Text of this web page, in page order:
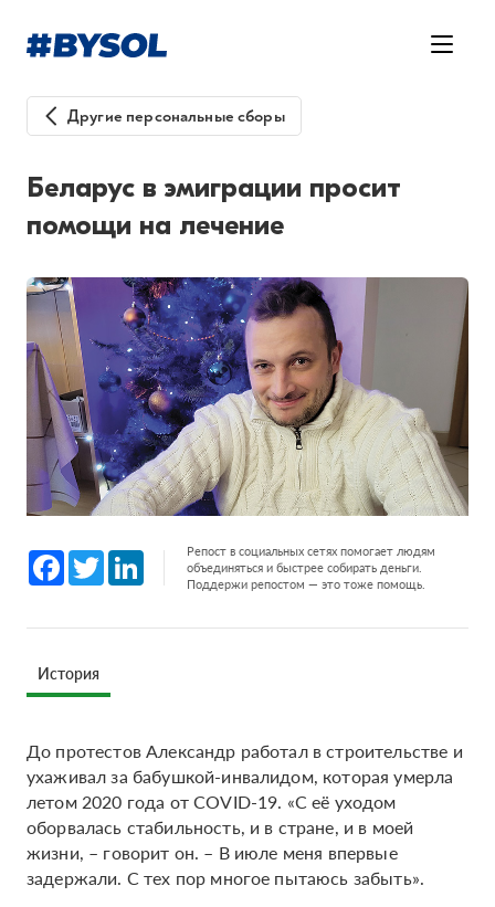
Другие персональные сборы
Беларус в эмиграции просит
помощи на лечение
Facebook
Twitter LinkedInРепост в социальных сетях помогает людям
объединяться и быстрее собирать деньги.
Поддержи репостом — это тоже помощь.
История
До протестов Александр работал в строительстве и
ухаживал за бабушкой-инвалидом, которая умерла
летом 2020 года от COVID-19. «С её уходом
оборвалась стабильность, и в стране, и в моей
жизни, – говорит он. – В июле меня впервые
задержали. С тех пор многое пытаюсь забыть».